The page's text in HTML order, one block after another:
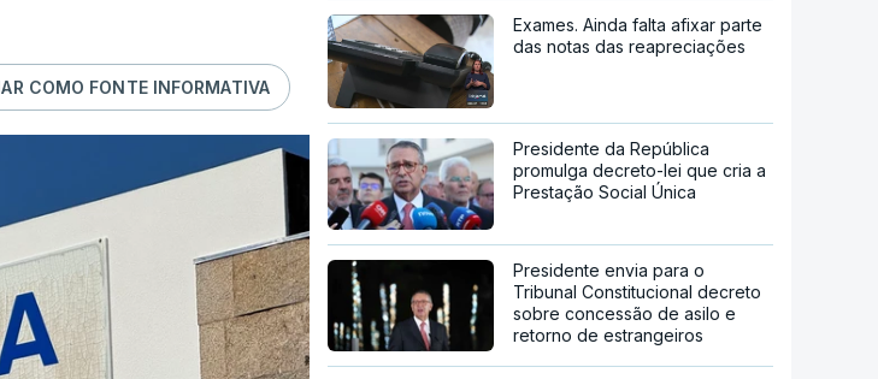
COMO FONTE INFORMATIVA
Exames. Ainda falta afixar parte
das notas das reapreciações
Presidente da República
promulga decreto-lei que cria a
Prestação Social Única
Presidente envia para o
Tribunal Constitucional decreto
sobre concessão de asilo e
retorno de estrangeiros